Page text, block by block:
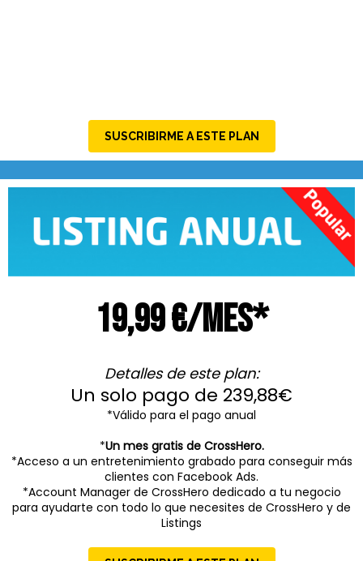
SUSCRIBIRME A ESTE PLAN
19,99 €/mes*
Detalles de este plan:
Un solo pago de 239,88€
*Válido para el pago anual
*Un mes gratis de CrossHero.
*Acceso a un entretenimiento grabado para conseguir más
clientes con Facebook Ads.
*Account Manager de CrossHero dedicado a tu negocio
para ayudarte con todo lo que necesites de CrossHero y de
Listings